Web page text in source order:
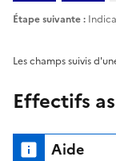
Étape suivante :
Effectifs
Les champs suivis
Effectifs
Aide